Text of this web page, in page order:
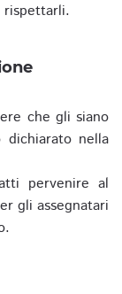
rispettarli.
che gli siano
nella
pervenire al
gli assegnatari